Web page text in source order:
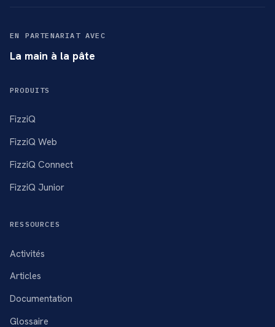
EN PARTENARIAT AVEC
La main à la pâte
PRODUITS
FizziQ
FizziQ Web
FizziQ Connect
FizziQ Junior
RESSOURCES
Activités
Articles
Documentation
Glossaire